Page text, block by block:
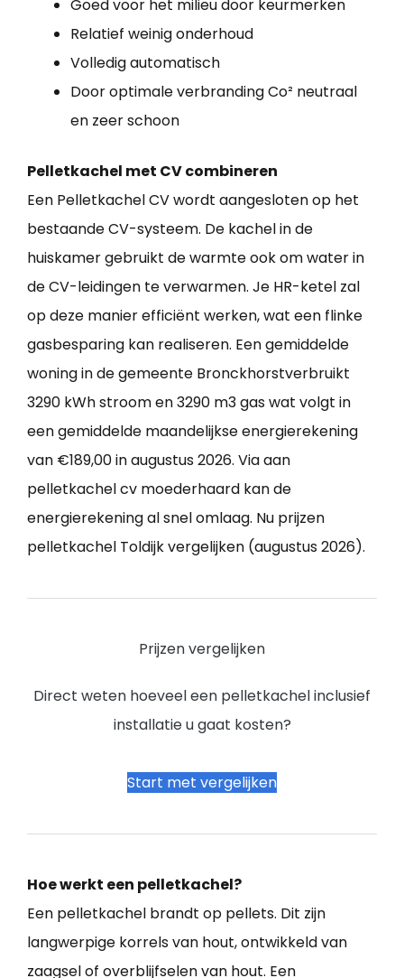
Goed voor het milieu door keurmerken
Relatief weinig onderhoud
Volledig automatisch
Door optimale verbranding Co² neutraal
en zeer schoon
Pelletkachel met CV combineren
Een Pelletkachel CV wordt aangesloten op het
bestaande CV-systeem. De kachel in de
huiskamer gebruikt de warmte ook om water in
de CV-leidingen te verwarmen. Je HR-ketel zal
op deze manier efficiënt werken, wat een flinke
gasbesparing kan realiseren. Een gemiddelde
woning in de gemeente Bronckhorstverbruikt
3290 kWh stroom en 3290 m3 gas wat volgt in
een gemiddelde maandelijkse energierekening
van €189,00 in augustus 2026. Via aan
pelletkachel cv moederhaard kan de
energierekening al snel omlaag. Nu prijzen
pelletkachel Toldijk vergelijken (augustus 2026).
Prijzen vergelijken
Direct weten hoeveel een pelletkachel inclusief
installatie u gaat kosten?
Start met vergelijken
Hoe werkt een pelletkachel?
Een pelletkachel brandt op pellets. Dit zijn
langwerpige korrels van hout, ontwikkeld van
zaagsel of overblijfselen van hout. Een